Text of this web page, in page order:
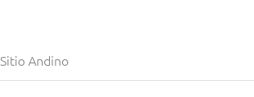
Sitio Andino